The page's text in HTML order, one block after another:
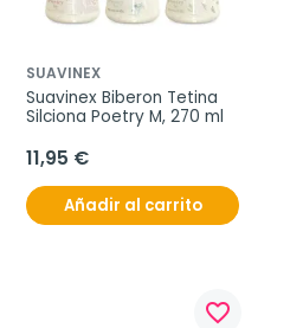
SUAVINEX
Suavinex Biberon Tetina
Silciona Poetry M, 270 ml
11,95 €
Añadir al carrito
favorite_border